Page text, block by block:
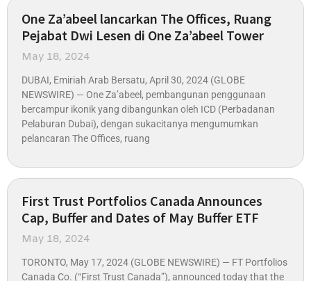
One Za’abeel lancarkan The Offices, Ruang
Pejabat Dwi Lesen di One Za’abeel Tower
May 18, 2024
DUBAI, Emiriah Arab Bersatu, April 30, 2024 (GLOBE
NEWSWIRE) — One Za’abeel, pembangunan penggunaan
bercampur ikonik yang dibangunkan oleh ICD (Perbadanan
Pelaburan Dubai), dengan sukacitanya mengumumkan
pelancaran The Offices, ruang
First Trust Portfolios Canada Announces
Cap, Buffer and Dates of May Buffer ETF
May 18, 2024
TORONTO, May 17, 2024 (GLOBE NEWSWIRE) — FT Portfolios
Canada Co. (“First Trust Canada”), announced today that the